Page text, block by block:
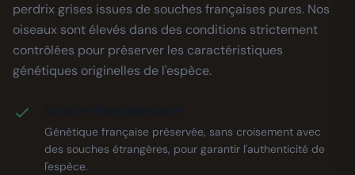
perdrix grises issues de souches françaises pures. Nos
oiseaux sont élevés dans des conditions strictement
contrôlées pour préserver les caractéristiques
génétiques originelles de l'espèce.
Génétique française préservée, sans croisement avec
des souches étrangères, pour garantir l'authenticité de
l'espèce.